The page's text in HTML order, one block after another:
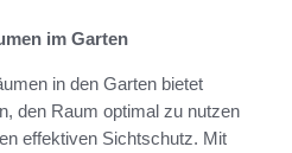
im Garten
in den Garten bietet
den Raum optimal zu nutzen
effektiven Sichtschutz. Mit